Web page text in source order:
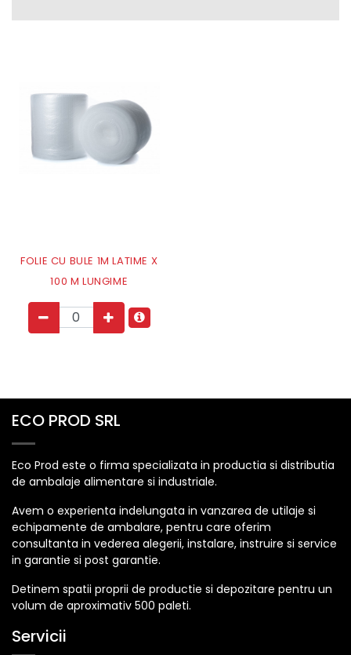
FOLIE CU BULE 1M LATIME X
100 M LUNGIME
ECO PROD SRL
Eco Prod este o firma specializata in productia si distributia
de ambalaje alimentare si industriale.
Avem o experienta indelungata in vanzarea de utilaje si
echipamente de ambalare, pentru care oferim
consultanta in vederea alegerii, instalare, instruire si service
in garantie si post garantie.
Detinem spatii proprii de productie si depozitare pentru un
volum de aproximativ 500 paleti.
Servicii